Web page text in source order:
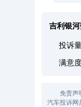
吉利银
投诉
满意
免责声
汽车投诉网